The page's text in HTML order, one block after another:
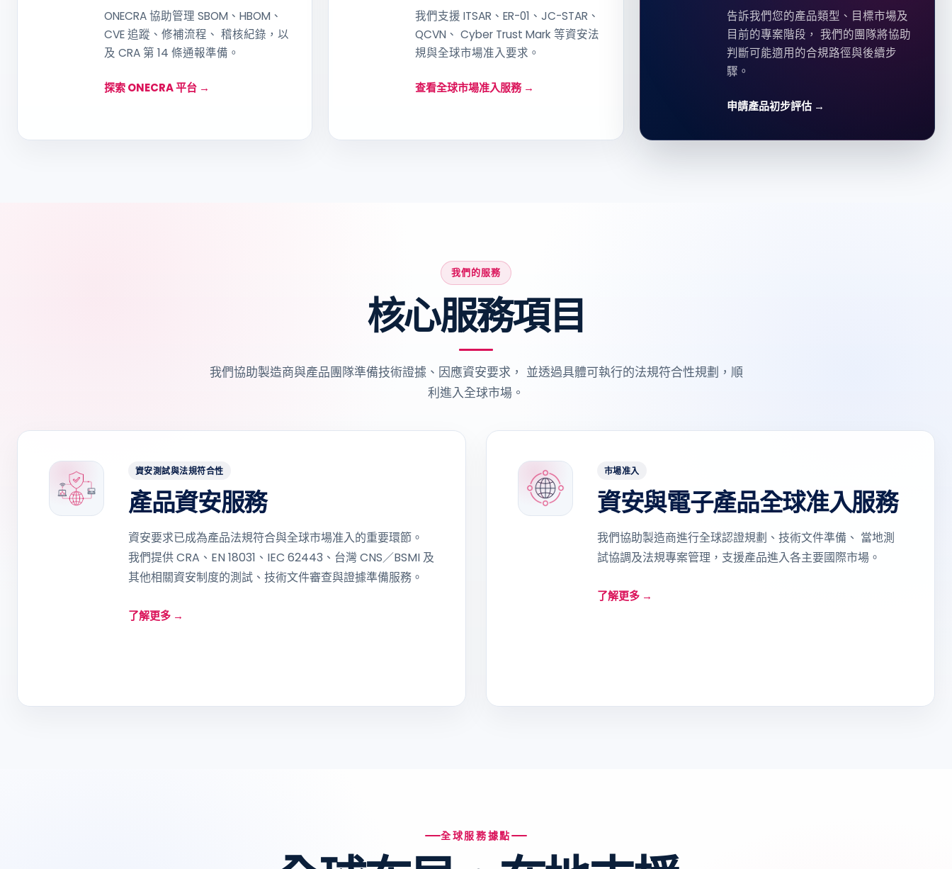
ONECRA 協助管理 SBOM、HBOM、
CVE 追蹤、修補流程、 稽核紀錄，以
及 CRA 第 14 條通報準備。
探索 ONECRA 平台 →
我們支援 ITSAR、ER-01、JC-STAR、
QCVN、 Cyber Trust Mark 等資安法
規與全球市場准入要求。
查看全球市場准入服務 →
告訴我們您的產品類型、目標市場及
目前的專案階段， 我們的團隊將協助
判斷可能適用的合規路徑與後續步
驟。
申請產品初步評估 →
我們的服務
核心服務項目
我們協助製造商與產品團隊準備技術證據、因應資安要求， 並透過具體可執行的法規符合性規劃，順
利進入全球市場。
資安測試與法規符合性
產品資安服務
資安要求已成為產品法規符合與全球市場准入的重要環節。
我們提供 CRA、EN 18031、IEC 62443、台灣 CNS／BSMI 及
其他相關資安制度的測試、技術文件審查與證據準備服務。
了解更多 →
市場准入
資安與電子產品全球准入服務
我們協助製造商進行全球認證規劃、技術文件準備、 當地測
試協調及法規專案管理，支援產品進入各主要國際市場。
了解更多 →
全球服務據點